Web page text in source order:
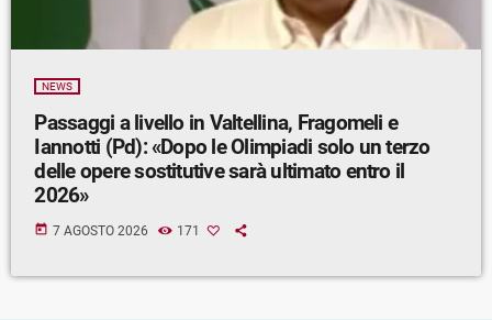
NEWS
Passaggi a livello in Valtellina, Fragomeli e
Iannotti (Pd): «Dopo le Olimpiadi solo un terzo
delle opere sostitutive sarà ultimato entro il
2026»
today 7 AGOSTO 2026 171